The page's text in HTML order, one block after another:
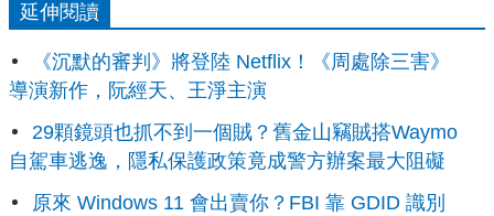
延伸閱讀
《沉默的審判》將登陸 Netflix！《周處除三害》
導演新作，阮經天、王淨主演
29顆鏡頭也抓不到一個賊？舊金山竊賊搭Waymo
自駕車逃逸，隱私保護政策竟成警方辦案最大阻礙
原來 Windows 11 會出賣你？FBI 靠 GDID 識別